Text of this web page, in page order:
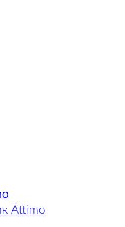
Attimo